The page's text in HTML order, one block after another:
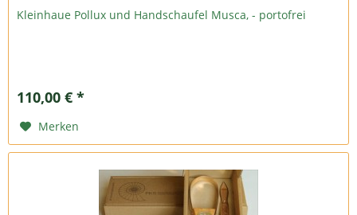
Kleinhaue Pollux und Handschaufel Musca, - portofrei
110,00 € *
Merken